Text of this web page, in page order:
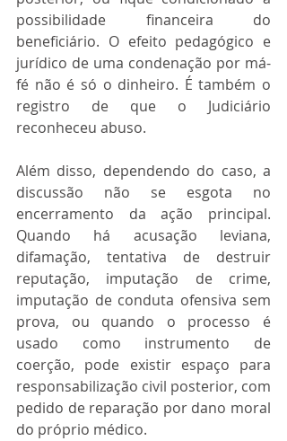
possibilidade financeira do
beneficiário. O efeito pedagógico e
jurídico de uma condenação por má-
fé não é só o dinheiro. É também o
registro de que o Judiciário
reconheceu abuso.
Além disso, dependendo do caso, a
discussão não se esgota no
encerramento da ação principal.
Quando há acusação leviana,
difamação, tentativa de destruir
reputação, imputação de crime,
imputação de conduta ofensiva sem
prova, ou quando o processo é
usado como instrumento de
coerção, pode existir espaço para
responsabilização civil posterior, com
pedido de reparação por dano moral
do próprio médico.